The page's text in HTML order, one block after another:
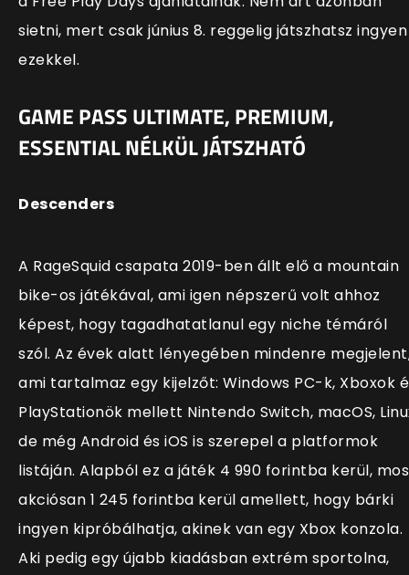
sietni, mert csak június 8. reggelig játszhatsz ingyen
ezekkel.
GAME PASS ULTIMATE, PREMIUM,
ESSENTIAL NÉLKÜL JÁTSZHATÓ
Descenders
A RageSquid csapata 2019-ben állt elő a mountain
bike-os játékával, ami igen népszerű volt ahhoz
képest, hogy tagadhatatlanul egy niche témáról
szól. Az évek alatt lényegében mindenre
ami tartalmaz egy kijelzőt: Windows PC-k, Xboxok
PlayStationök mellett Nintendo Switch, macOS,
de még Android és iOS is szerepel a platformok
listáján. Alapból ez a játék 4 990 forintba kerül,
akciósan 1 245 forintba kerül amellett, hogy bárki
ingyen kipróbálhatja, akinek van egy Xbox konzola.
Aki pedig egy újabb kiadásban extrém sportolna,